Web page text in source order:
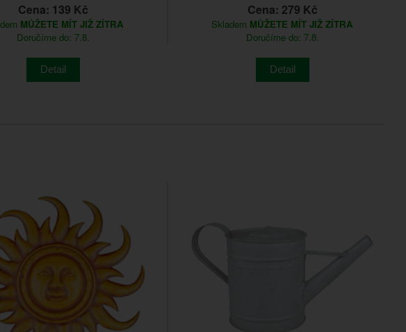
Cena: 139 Kč
MŮŽETE MÍT JIŽ ZÍTRA
Doručíme do: 7.8.
Detail
Cena: 279 Kč
Skladem MŮŽETE MÍT JIŽ ZÍTRA
Doručíme do: 7.8.
Detail